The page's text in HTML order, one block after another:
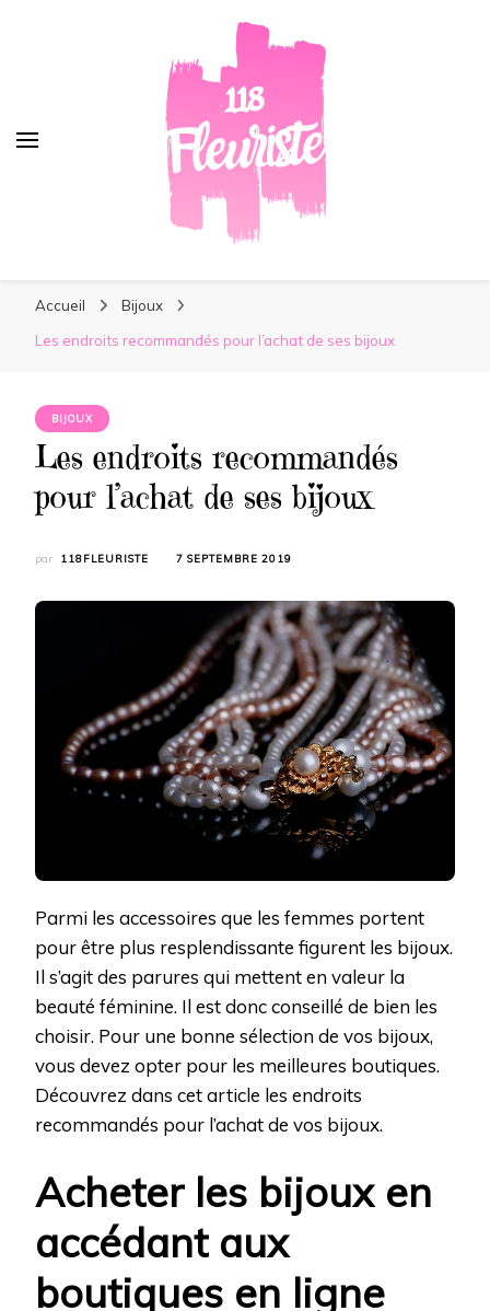
118Fleuriste
Accueil
Bijoux
Les endroits recommandés pour l’achat de ses bijoux
BIJOUX
Les endroits recommandés
pour l’achat de ses bijoux
par 118FLEURISTE 7 SEPTEMBRE 2019
Parmi les accessoires que les femmes portent
pour être plus resplendissante figurent les bijoux.
Il s’agit des parures qui mettent en valeur la
beauté féminine. Il est donc conseillé de bien les
choisir. Pour une bonne sélection de vos bijoux,
vous devez opter pour les meilleures boutiques.
Découvrez dans cet article les endroits
recommandés pour l’achat de vos bijoux.
Acheter les bijoux en
accédant aux
boutiques en ligne